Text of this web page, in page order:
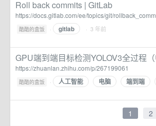
Roll back commits | GitLab
https://docs.gitlab.com/ee/topics/git/
酷酷的盒饭 · gitlab · 3 年前
GPU端到端目标检测YOLOV3全过程
https://zhuanlan.zhihu.com/p/267199061
酷酷的盒饭 · 人工智能 电脑 端到端
1 2